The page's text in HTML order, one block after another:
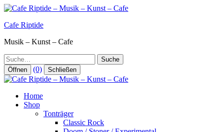
Zum
springen
Cafe Riptide
Musik – Kunst – Cafe
Suche
Öffnen (0) Schließen
Home
Shop
Tonträger
Classic Rock